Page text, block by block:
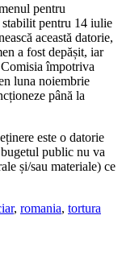
pentru
pentru 14 iulie
această datorie,
a fost depășit, iar
împotriva
luna noiembrie
până la
este o datorie
public nu va
și/sau materiale) ce
, romania, tortura